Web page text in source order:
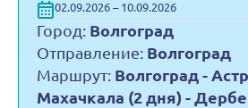
02.09.2026 – 10.09.2026
Город: Волгоград
Отправление: Волгоград
Маршрут: Волгоград -
Махачкала (2 дня) -